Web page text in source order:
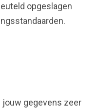
opgeslagen
jouw gegevens zeer